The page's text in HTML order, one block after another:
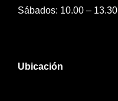
Sábados: 10.00 – 13.30
Ubicación